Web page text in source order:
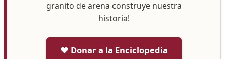
granito de arena construye nuestra
historia!
❤️ Donar a la Enciclopedia